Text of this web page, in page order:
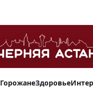
ГорожанеЗдоровье